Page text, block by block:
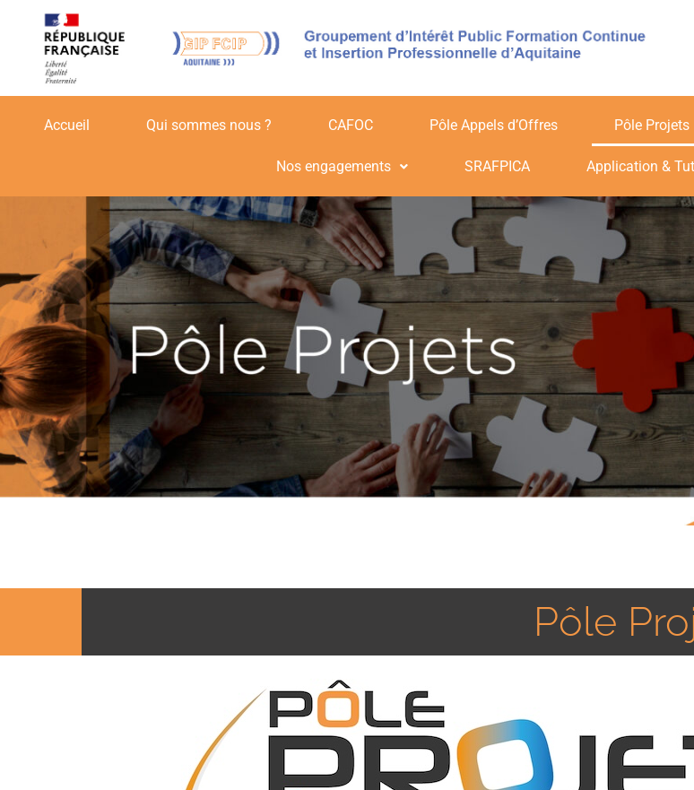
Accueil Qui sommes nous ? CAFOC Pôle Appels d’Offres Pôle Projets
Nos engagements SRAFPICA Application &
Pôle